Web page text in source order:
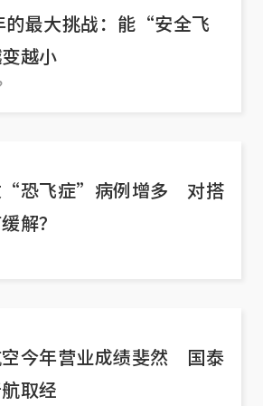
的最大挑战：能“安全飞
越小
“恐飞症”病例增多 对搭
解？
今年营业成绩斐然 国泰
取经